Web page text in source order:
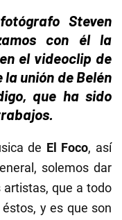
Steven
con él la
el videoclip de
unión de Belén
que ha sido
de El Foco, así
solemos dar
que a todo
y es que son